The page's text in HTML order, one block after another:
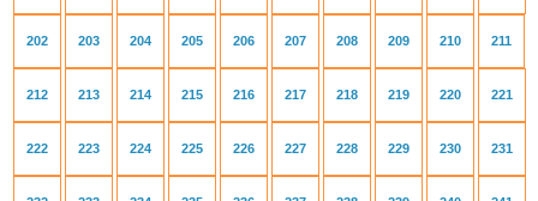
202 203 204 205 206 207 208 209 210 211
212 213 214 215 216 217 218 219 220 221
222 223 224 225 226 227 228 229 230 231